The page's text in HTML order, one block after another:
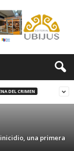
DEL CRIMEN
de captura
una primera